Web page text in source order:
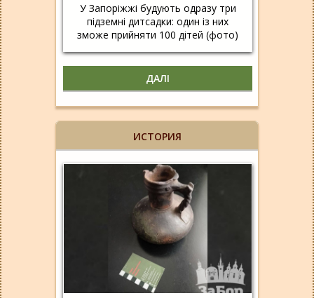
У Запоріжжі будують одразу три
підземні дитсадки: один із них
зможе прийняти 100 дітей (фото)
ДАЛІ
ИСТОРИЯ